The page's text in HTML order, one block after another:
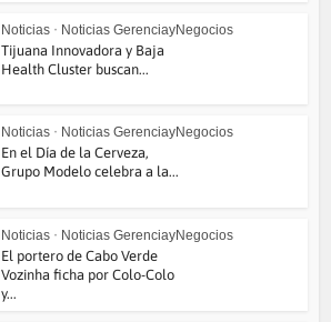
Noticias • Noticias GerenciayNegocios
Tijuana Innovadora y Baja
Health Cluster buscan...
Noticias • Noticias GerenciayNegocios
En el Día de la Cerveza,
Grupo Modelo celebra a la...
Noticias • Noticias GerenciayNegocios
El portero de Cabo Verde
Vozinha ficha por Colo-Colo
y...